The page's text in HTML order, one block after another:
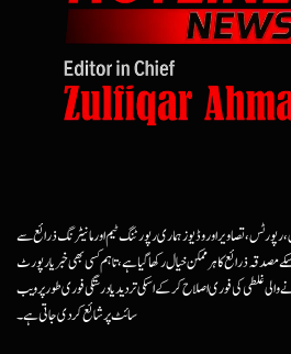
رپورٹس، تصاویر اور وڈیوز ہماری رپورٹنگ ٹیم اور مانیٹرنگ ذرائع سے
ذرائع کا ہرممکن خیال رکھا گیا ہے، تاہم کسی بھی خبر یا رپورٹ
والی غلطی کی فوری اصلاح کرکے اسکی تردید یا درستگی فوری طور پر ویب
سائٹ پر شائع کردی جاتی ہے۔